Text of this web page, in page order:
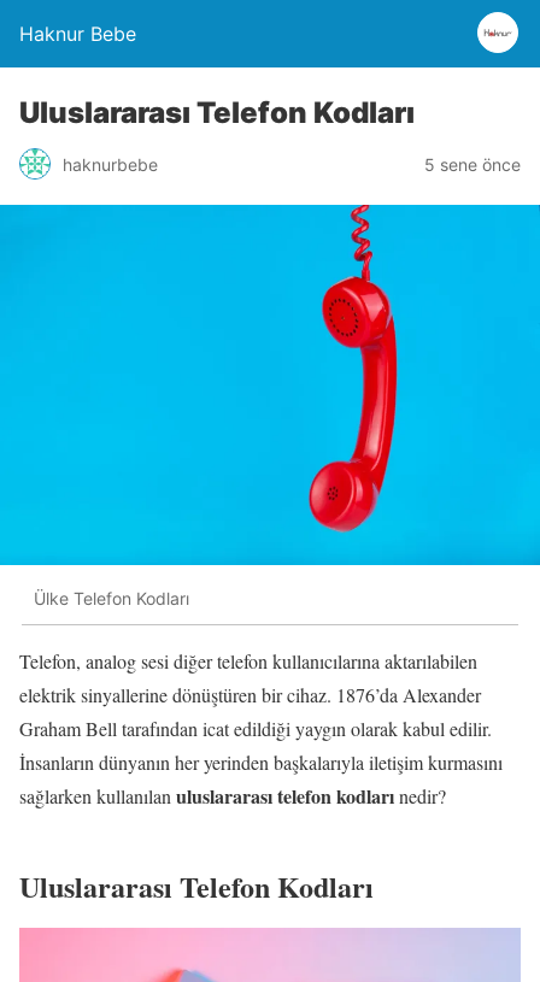
Haknur Bebe
Uluslararası Telefon Kodları
haknurbebe 5 sene önce
Ülke Telefon Kodları
Telefon, analog sesi diğer telefon kullanıcılarına aktarılabilen
elektrik sinyallerine dönüştüren bir cihaz. 1876’da Alexander
Graham Bell tarafından icat edildiği yaygın olarak kabul edilir.
İnsanların dünyanın her yerinden başkalarıyla iletişim kurmasını
sağlarken kullanılan uluslararası telefon kodlarınedir?
Uluslararası Telefon Kodları